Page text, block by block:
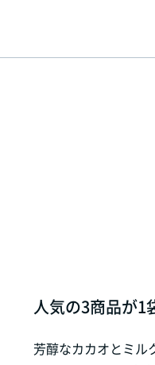
人気の3商品が1
芳醇なカカオとミル